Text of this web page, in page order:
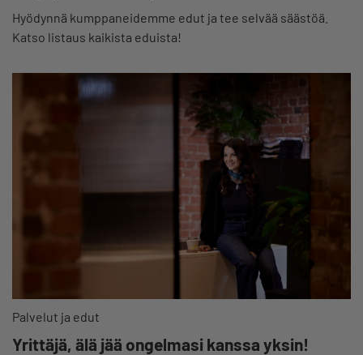
Hyödynnä kumppaneidemme edut ja tee selvää säästöä.
Katso listaus kaikista eduista!
Palvelut ja edut
Yrittäjä, älä jää ongelmasi kanssa yksin!